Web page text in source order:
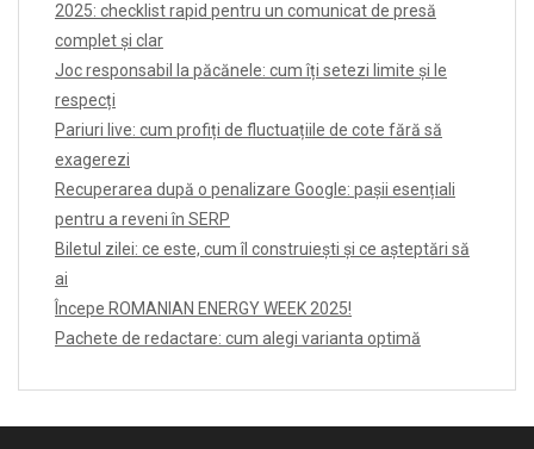
2025: checklist rapid pentru un comunicat de presă
complet și clar
Joc responsabil la păcănele: cum îți setezi limite și le
respecți
Pariuri live: cum profiți de fluctuațiile de cote fără să
exagerezi
Recuperarea după o penalizare Google: pașii esențiali
pentru a reveni în SERP
Biletul zilei: ce este, cum îl construiești și ce așteptări să
ai
Începe ROMANIAN ENERGY WEEK 2025!
Pachete de redactare: cum alegi varianta optimă